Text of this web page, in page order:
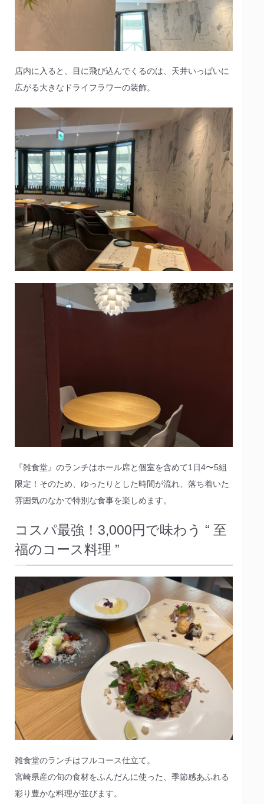
店内に入ると、目に飛び込んでくるのは、天井いっぱいに
広がる大きなドライフラワーの装飾。
『雑食堂』のランチはホール席と個室を含めて1日4〜5組
限定！そのため、ゆったりとした時間が流れ、落ち着いた
雰囲気のなかで特別な食事を楽しめます。
コスパ最強！3,000円で味わう “ 至
福のコース料理 ”
雑食堂のランチはフルコース仕立て。
宮崎県産の旬の食材をふんだんに使った、季節感あふれる
彩り豊かな料理が並びます。